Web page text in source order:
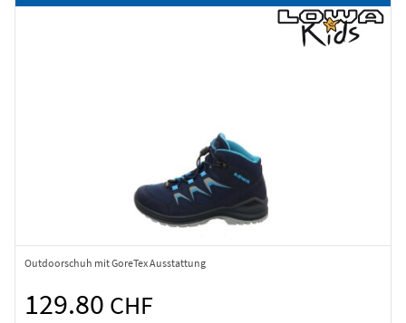
Outdoorschuh mit GoreTex Ausstattung
129.80 CHF